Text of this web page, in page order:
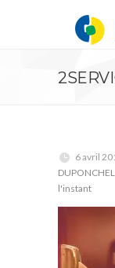
6 avril
l'instant